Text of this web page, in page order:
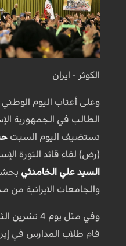
الكوثر - ايران
وعلى أعتاب اليوم الوطني
تستضيف اليوم السبت
(رض) لقاء قائد الثورة
السيد علي الخامنئي
والجامعات الايرانية من
قام طلاب المدارس في